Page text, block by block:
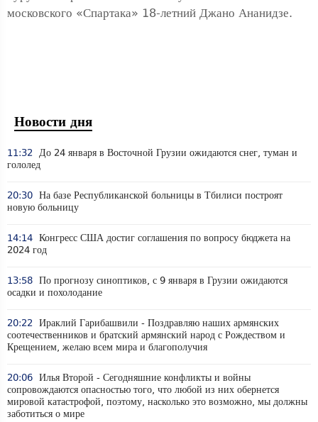
московского «Спартака» 18-летний Джано Ананидзе.
Новости дня
11:32 До 24 января в Восточной Грузии ожидаются снег, туман и
гололед
20:30 На базе Республиканской больницы в Тбилиси построят
новую больницу
14:14 Конгресс США достиг соглашения по вопросу бюджета на
2024 год
13:58 По прогнозу синоптиков, с 9 января в Грузии ожидаются
осадки и похолодание
20:22 Ираклий Гарибашвили - Поздравляю наших армянских
соотечественников и братский армянский народ с Рождеством и
Крещением, желаю всем мира и благополучия
20:06 Илья Второй - Сегодняшние конфликты и войны
сопровождаются опасностью того, что любой из них обернется
мировой катастрофой, поэтому, насколько это возможно, мы должны
заботиться о мире